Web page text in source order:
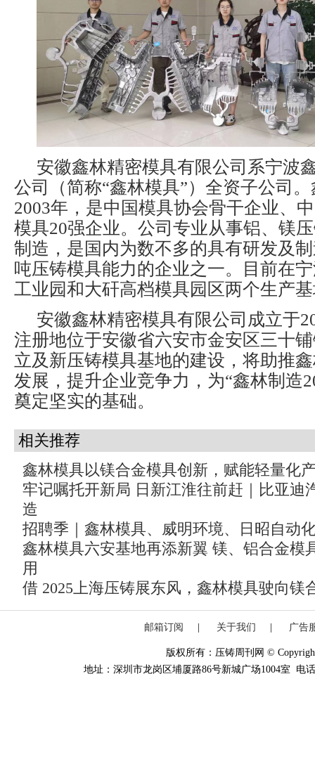
安徽鑫林精密模具有限公司系宁波
公司（简称“鑫林模具”）全资子公司
2003年，是中国模具协会骨干企业、
模具20强企业。公司专业从事铝、镁
制造，是国内为数不多的具有研发及
吨压铸模具能力的企业之一。目前在
工业园和大矸高档模具园区两个生产
安徽鑫林精密模具有限公司成立于
注册地位于安徽省六安市金安区三十
立及新压铸模具基地的建设，将助推
发展，提升企业竞争力，为“鑫林制造
奠定坚实的基础。
相关推荐
鑫林模具以镁合金模具创新，赋能轻量化
牢记嘱托开新局 日新江淮往前赶｜比亚迪
造
招聘季｜鑫林模具、威明环境、日昭自动
鑫林模具六安基地再添新翼 镁、铝合金模
用
借 2025上海压铸展东风，鑫林模具驶向镁
邮箱订阅 关于我们 广告
版权所有：压铸周刊网 ©
地址：深圳市龙岗区埔厦路86号新城广场1004室 电